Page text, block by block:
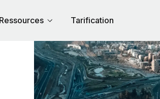
Ressources Tarification